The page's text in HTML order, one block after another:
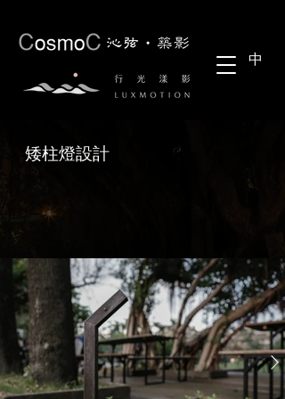
中
矮柱燈設計